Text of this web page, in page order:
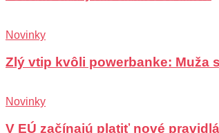
Novinky
Zlý vtip kvôli powerbanke: Muža
Novinky
V EÚ začínajú platiť nové